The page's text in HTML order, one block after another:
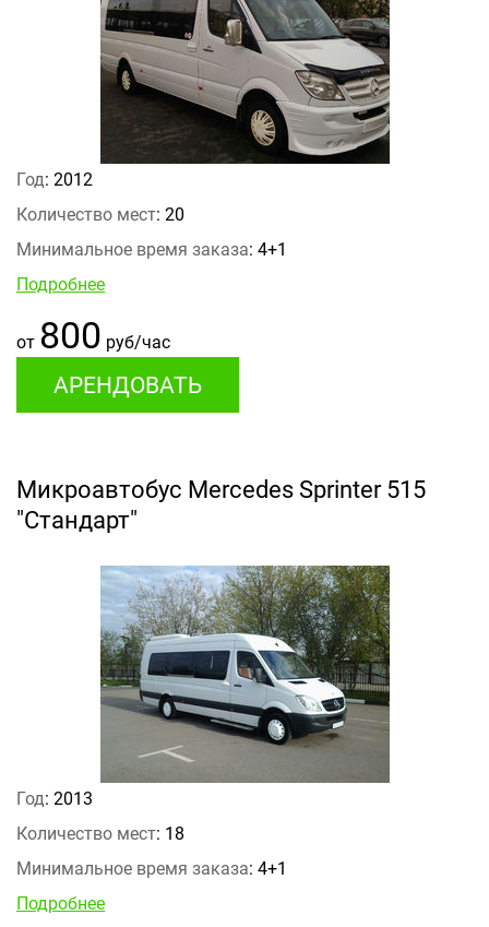
Год: 2012
Количество мест: 20
Минимальное время заказа: 4+1
Подробнее
от 800 руб/час
АРЕНДОВАТЬ
Микроавтобус Mercedes Sprinter 515
"Стандарт"
Год: 2013
Количество мест: 18
Минимальное время заказа: 4+1
Подробнее